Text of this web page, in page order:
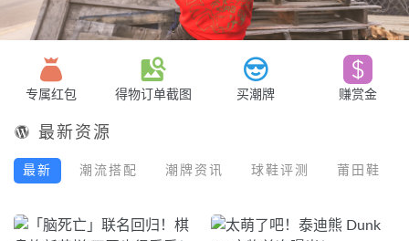
专属红包 得物订单截图 买潮牌 赚赏金
最新资源
最新 潮流搭配 潮牌资讯 球鞋评测 莆田鞋
2022-
06-07
阔别 10 年「季后赛」AJ12回归 开箱测评
2022-02-28
斐乐全新“太空鞋”ICONA SALTO 上架，张艺兴官宣
韦德之道 9 全新“冷血”配色鞋款公布，拉塞尔招牌动作灵感
神仙打架？天猫补货上架超64双Nike、AJ限量款，报复式发